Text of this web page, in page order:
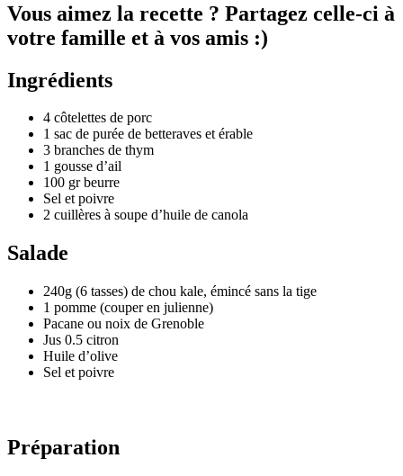
Vous aimez la recette ? Partagez celle-ci à
votre famille et à vos amis :)
Ingrédients
4 côtelettes de porc
1 sac de purée de betteraves et érable
3 branches de thym
1 gousse d’ail
100 gr beurre
Sel et poivre
2 cuillères à soupe d’huile de canola
Salade
240g (6 tasses) de chou kale, émincé sans la tige
1 pomme (couper en julienne)
Pacane ou noix de Grenoble
Jus 0.5 citron
Huile d’olive
Sel et poivre
Préparation